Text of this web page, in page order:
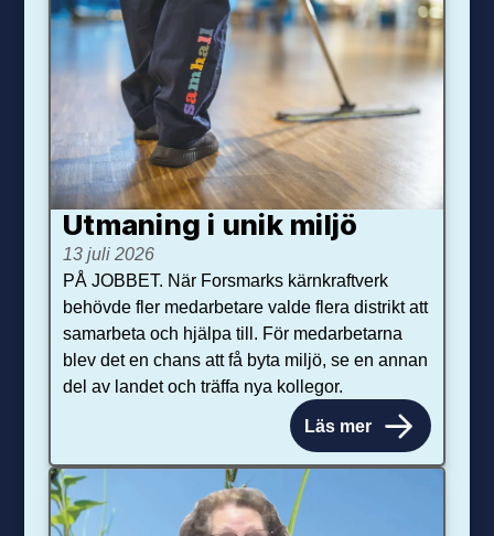
Utmaning i unik miljö
13 juli 2026
PÅ JOBBET. När Forsmarks kärnkraftverk
behövde fler medarbetare valde flera distrikt att
samarbeta och hjälpa till. För medarbetarna
blev det en chans att få byta miljö, se en annan
del av landet och träffa nya kollegor.
Läs mer